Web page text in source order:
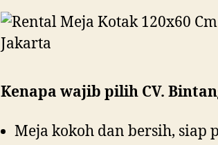
Kenapa wajib pilih CV.
Meja kokoh dan bersih, siap